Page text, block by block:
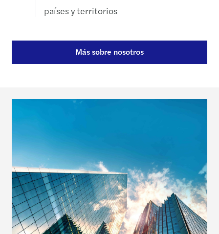
países y territorios
Más sobre nosotros